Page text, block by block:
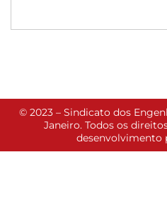
© 2023 – Sindicato dos
Janeiro. Todos os
desenvolvimento